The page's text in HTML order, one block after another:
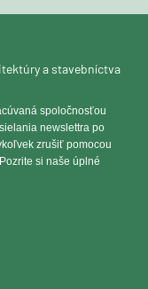
a stavebníctva
spoločnosťou
newslettra po
zrušiť pomocou
si naše úplné